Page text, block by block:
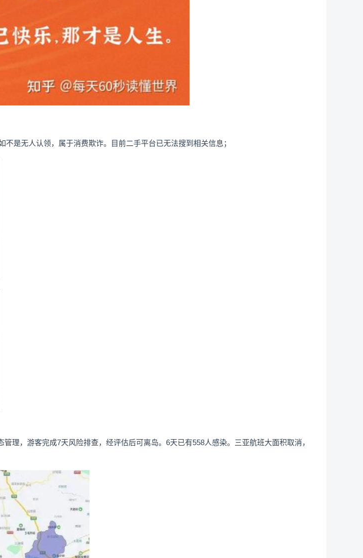
是无人认领，属于消费欺诈。目前二手平台已无法搜到相关信息；
理，游客完成7天风险排查，经评估后可离岛。6天已有558人感染。三亚航班大面积取消，